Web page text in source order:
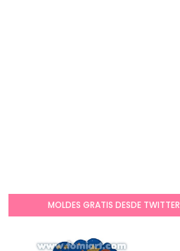
MOLDES GRATIS DESDE TWITTER